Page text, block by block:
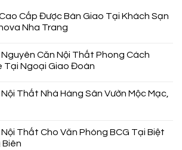
Cấp Được Bàn Giao Tại Khách Sạn
Nha Trang
Căn Nội Thất Phong Cách
Tại Ngoại Giao Đoàn
Thất Nhà Hàng Sân Vườn Mộc Mạc,
Thất Cho Văn Phòng BCG Tại Biệt
Biên